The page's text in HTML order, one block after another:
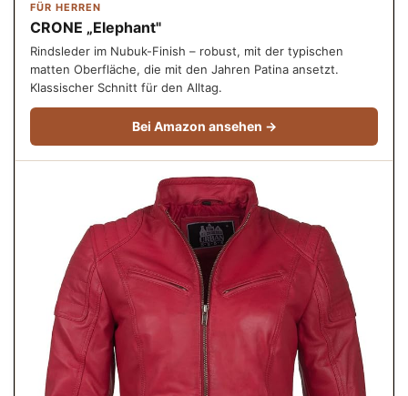
FÜR HERREN
CRONE „Elephant"
Rindsleder im Nubuk-Finish – robust, mit der typischen
matten Oberfläche, die mit den Jahren Patina ansetzt.
Klassischer Schnitt für den Alltag.
Bei Amazon ansehen →